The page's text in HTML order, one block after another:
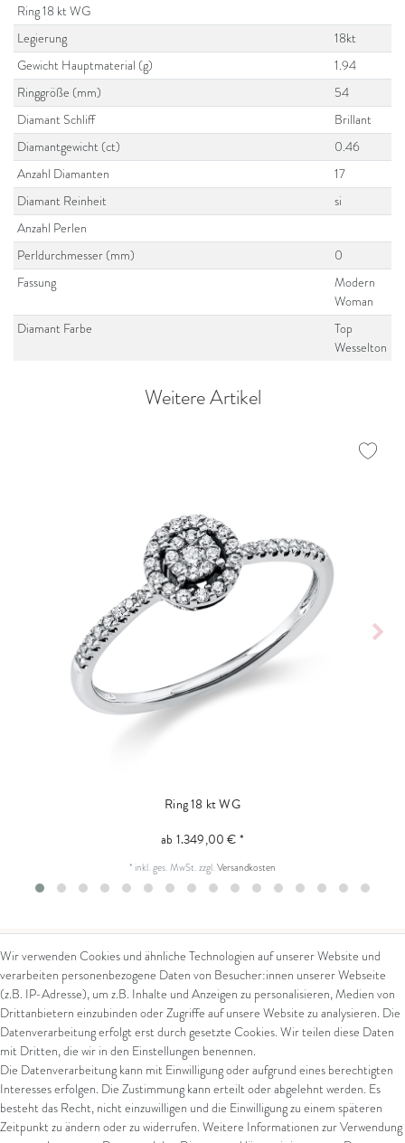
Ring 18 kt WG
Legierung
18kt
Gewicht Hauptmaterial (g)
1.94
Ringgröße (mm)
54
Diamant Schliff
Brillant
Diamantgewicht (ct)
0.46
Anzahl Diamanten
17
Diamant Reinheit
si
Anzahl Perlen
Perldurchmesser (mm)
0
Fassung
Modern
Woman
Diamant Farbe
Top
Wesselton
Weitere Artikel
Ring 18 kt WG
ab 1.349,00 € *
* inkl. ges. MwSt.zzgl.Versandkosten
Kontakt
Kontaktformular
Arena in Arte GmbH
Marktgasse 2,
8600 Dübendorf
Rechtliches
AGB
Impressum
Datenschutz
Widerrufsrecht
Zahlung und Versand
Widerrufsformular
Wir verwenden Cookies und ähnliche Technologien auf unserer Website und
verarbeiten personenbezogene Daten von Besucher:innen unserer Webseite
(z.B. IP-Adresse), um z.B. Inhalte und Anzeigen zu personalisieren, Medien von
Drittanbietern einzubinden oder Zugriffe auf unsere Website zu analysieren. Die
Datenverarbeitung erfolgt erst durch gesetzte Cookies. Wir teilen diese Daten
mit Dritten, die wir in den Einstellungen benennen.
Die Datenverarbeitung kann mit Einwilligung oder aufgrund eines berechtigten
Interesses erfolgen. Die Zustimmung kann erteilt oder abgelehnt werden. Es
besteht das Recht, nicht einzuwilligen und die Einwilligung zu einem späteren
Zeitpunkt zu ändern oder zu widerrufen. Weitere Informationen zur Verwendung